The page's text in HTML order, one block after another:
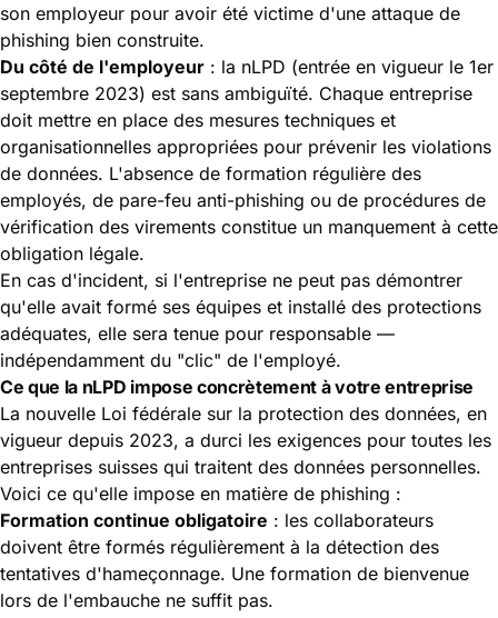
son employeur pour avoir été victime d'une attaque de
phishing bien construite.
Du côté de l'employeur : la nLPD (entrée en vigueur le 1er
septembre 2023) est sans ambiguïté. Chaque entreprise
doit mettre en place des mesures techniques et
organisationnelles appropriées pour prévenir les violations
de données. L'absence de formation régulière des
employés, de pare-feu anti-phishing ou de procédures de
vérification des virements constitue un manquement à cette
obligation légale.
En cas d'incident, si l'entreprise ne peut pas démontrer
qu'elle avait formé ses équipes et installé des protections
adéquates, elle sera tenue pour responsable —
indépendamment du "clic" de l'employé.
Ce que la nLPD impose concrètement à votre entreprise
La nouvelle Loi fédérale sur la protection des données, en
vigueur depuis 2023, a durci les exigences pour toutes les
entreprises suisses qui traitent des données personnelles.
Voici ce qu'elle impose en matière de phishing :
Formation continue obligatoire : les collaborateurs
doivent être formés régulièrement à la détection des
tentatives d'hameçonnage. Une formation de bienvenue
lors de l'embauche ne suffit pas.